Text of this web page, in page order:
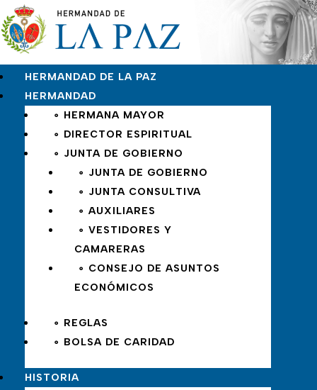
HERMANDAD DE LA PAZ
HERMANDAD
∘ HERMANA MAYOR
∘ DIRECTOR ESPIRITUAL
∘ JUNTA DE GOBIERNO
∘ JUNTA DE GOBIERNO
∘ JUNTA CONSULTIVA
∘ AUXILIARES
∘ VESTIDORES Y
CAMARERAS
∘ CONSEJO DE ASUNTOS
ECONÓMICOS
∘ REGLAS
∘ BOLSA DE CARIDAD
HISTORIA